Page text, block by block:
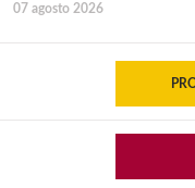
07 agosto 2026